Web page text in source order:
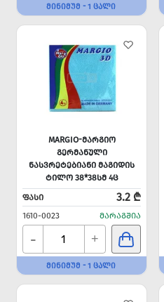
ᲛᲘᲜᲘᲛᲣᲛ - 1 ᲪᲐᲚᲘ
MARGIO-ᲛᲐᲠᲒᲘᲝ
ᲒᲔᲠᲛᲐᲜᲣᲚᲘ
ᲜᲐᲡᲕᲠᲔᲢᲔᲑᲘᲐᲜᲘ ᲛᲐᲒᲘᲓᲘᲡ
ᲢᲘᲚᲝ 38*38ᲡᲛ 4Ც
ᲤᲐᲡᲘ
3.2 ₾
1610-0023 ᲛᲐᲠᲐᲒᲨᲘᲐ
- +
ᲛᲘᲜᲘᲛᲣᲛ - 1 ᲪᲐᲚᲘ